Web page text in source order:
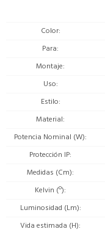
Color
Para
Montaje
Uso
Estilo
Material
Potencia Nominal (W)
Protección IP
Medidas (Cm)
Kelvin (º)
Luminosidad (Lm)
Vida estimada (H)